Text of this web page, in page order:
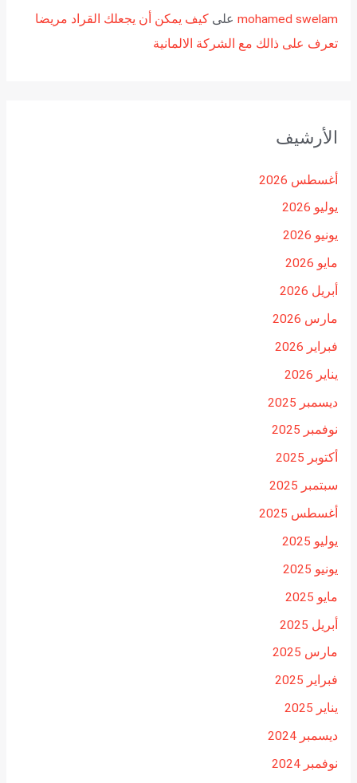
mohamed swelamعلى كيف يمكن أن يجعلك القراد مريضا
تعرف على ذالك مع الشركة الالمانية
الأرشيف
أغسطس 2026
يوليو 2026
يونيو 2026
مايو 2026
أبريل 2026
مارس 2026
فبراير 2026
يناير 2026
ديسمبر 2025
نوفمبر 2025
أكتوبر 2025
سبتمبر 2025
أغسطس 2025
يوليو 2025
يونيو 2025
مايو 2025
أبريل 2025
مارس 2025
فبراير 2025
يناير 2025
ديسمبر 2024
نوفمبر 2024